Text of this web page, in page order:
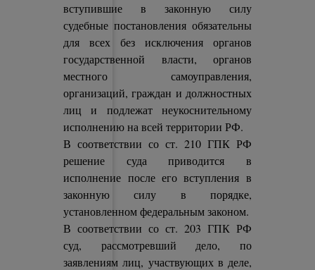
вступившие в законную силу
судебные постановления обязательны
для всех без исключения органов
государственной власти, органов
местного самоуправления,
организаций, граждан и должностных
лиц и подлежат неукоснительному
исполнению на всей территории РФ.
В соответствии со ст. 210 ГПК РФ
решение суда приводится в
исполнение после его вступления в
законную силу в порядке,
установленном федеральным законом.
В соответствии со ст. 203 ГПК РФ
суд, рассмотревший дело, по
заявлениям лиц, участвующих в деле,